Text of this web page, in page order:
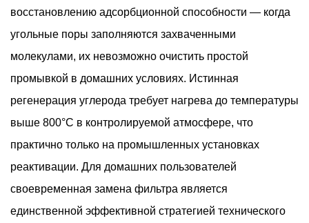
восстановлению адсорбционной способности — когда
угольные поры заполняются захваченными
молекулами, их невозможно очистить простой
промывкой в ​​домашних условиях. Истинная
регенерация углерода требует нагрева до температуры
выше 800°C в контролируемой атмосфере, что
практично только на промышленных установках
реактивации. Для домашних пользователей
своевременная замена фильтра является
единственной эффективной стратегией технического